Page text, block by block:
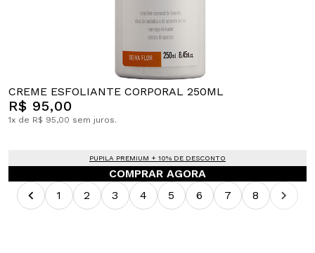
CREME ESFOLIANTE CORPORAL 250ML
R$ 95,00
1x de R$ 95,00 sem juros.
PUPILA PREMIUM + 10% DE DESCONTO
COMPRAR AGORA
1
2 3 4 5 6 7 8